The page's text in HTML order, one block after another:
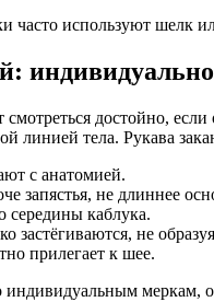
часто используют шелк
смотреться достойно,
линией тела. Рукава
с анатомией.
запястья, не длиннее
каблука.
застёгиваются, не
прилегает к шее.
меркам,